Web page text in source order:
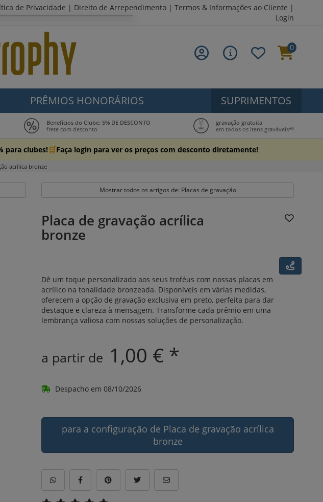
de Privacidade | Direito de Arrependimento | Termos & Informações ao Cliente |
Login
0
PRÊMIOS HONORÁRIOS SUPRIMENTOS
Benefícios do Clube: 5% DE DESCONTO
frete com desconto
gravação gratuita
em todos os itens graváveis*³
para clubes! 🛒Faça login para ver os preços com desconto diretamente!
acrílica bronze
Mostrar todos os artigos de: Placas de gravação
Placa de gravação acrílica
bronze
Dê um toque personalizado aos seus troféus com nossas placas em
acrílico na tonalidade bronzeada. Disponíveis em várias medidas,
oferecem a opção de gravação exclusiva em preto, perfeita para dar
destaque e clareza à mensagem. Transforme cada prêmio em uma
lembrança valiosa com nossas soluções de personalização.
a partir de 1,00 € *
Despacho em 08/10/2026
para a configuração de Placa de gravação acrílica
bronze